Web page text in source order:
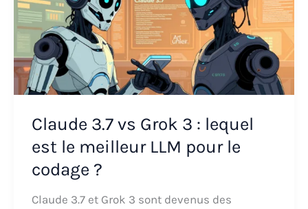
Claude 3.7 vs Grok 3 : lequel
est le meilleur LLM pour le
codage ?
Claude 3.7 et Grok 3 sont devenus des